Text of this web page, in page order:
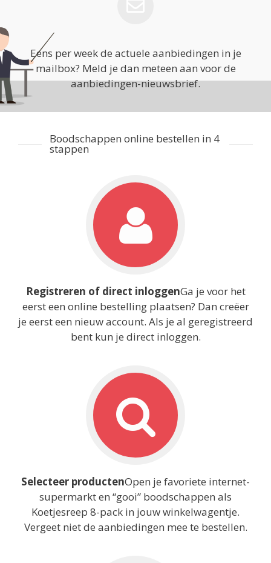
Eens per week de actuele aanbiedingen in je
mailbox? Meld je dan meteen aan voor de
aanbiedingen-nieuwsbrief.
Boodschappen online bestellen in 4
stappen
Registreren of direct inloggenGa je voor het
eerst een online bestelling plaatsen? Dan creëer
je eerst een nieuw account. Als je al geregistreerd
bent kun je direct inloggen.
Selecteer productenOpen je favoriete internet-
supermarkt en “gooi” boodschappen als
Koetjesreep 8-pack in jouw winkelwagentje.
Vergeet niet de aanbiedingen mee te bestellen.